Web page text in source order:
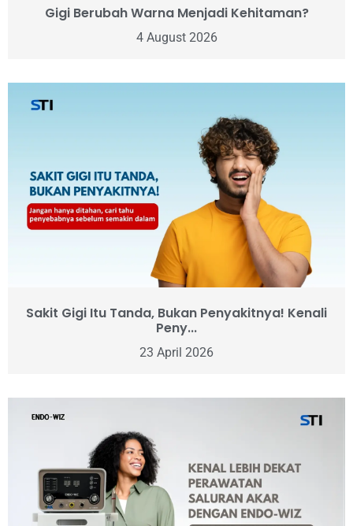
Gigi Berubah Warna Menjadi Kehitaman?
4 August 2026
Sakit Gigi Itu Tanda, Bukan Penyakitnya! Kenali
Peny...
23 April 2026